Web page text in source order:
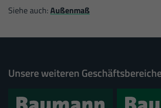
Siehe auch:Außenmaß
Unsere weiteren